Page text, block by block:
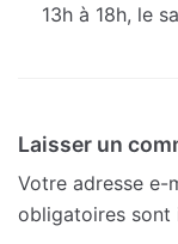
13h à 18h, le
Laisser un
Votre adresse e-
obligatoires sont